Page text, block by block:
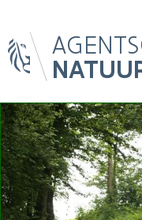
en
naar
gaan